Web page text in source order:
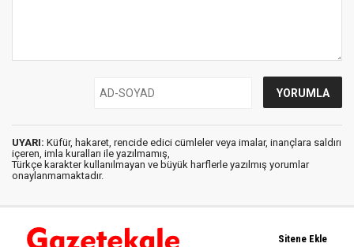
UYARI: Küfür, hakaret, rencide edici cümleler veya imalar, inançlara saldırı
içeren, imla kuralları ile yazılmamış,
Türkçe karakter kullanılmayan ve büyük harflerle yazılmış yorumlar
onaylanmamaktadır.